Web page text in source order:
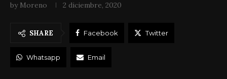
by Moreno 2 diciembre, 2020
SHARE Facebook Twitter
Whatsapp Email